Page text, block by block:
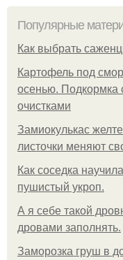
Популярные
Как выбрать
Картофель под
осенью.
очистками
Замиокулькас
листочки меняют
Как соседка
пушистый укроп.
А я себе такой
дровами заполнять.
Заморозка груш в